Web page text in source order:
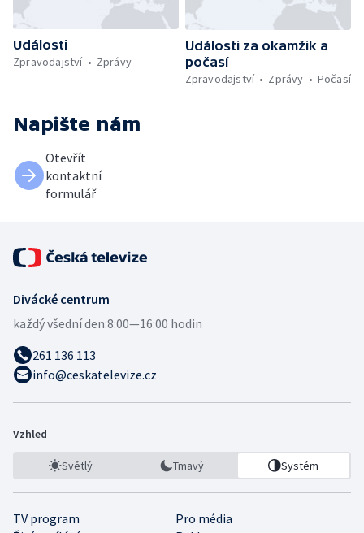
Události
Zpravodajství
Zprávy
Události za okamžik a
počasí
Zpravodajství
Zprávy Počasí
Napište nám
Otevřít
kontaktní
formulář
Divácké centrum
každý všední den:8:00—16:00 hodin
261 136 113
info@ceskatelevize.cz
Vzhled
Světlý Tmavý Systém
TV program
Pro média